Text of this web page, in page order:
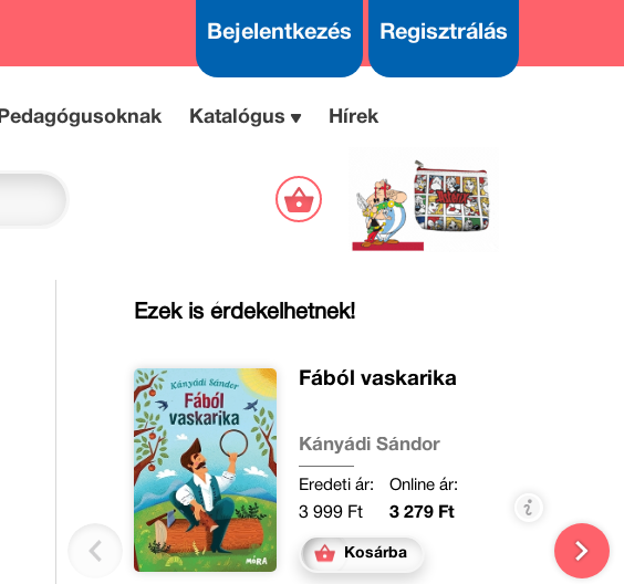
Bejelentkezés Regisztrálás
Pedagógusoknak Katalógus Hírek
Ezek is érdekelhetnek!
Fából vaskarika
Kányádi Sándor
Eredeti ár:
3 999 Ft
Online ár:
3 279 Ft
Kosárba